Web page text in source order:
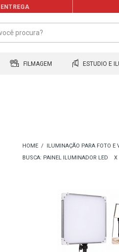
FILMAGEM ESTUDIO E
ILUMINAÇÃO PARA FOTO E
BUSCA: PAINEL ILUMINADOR LED
X